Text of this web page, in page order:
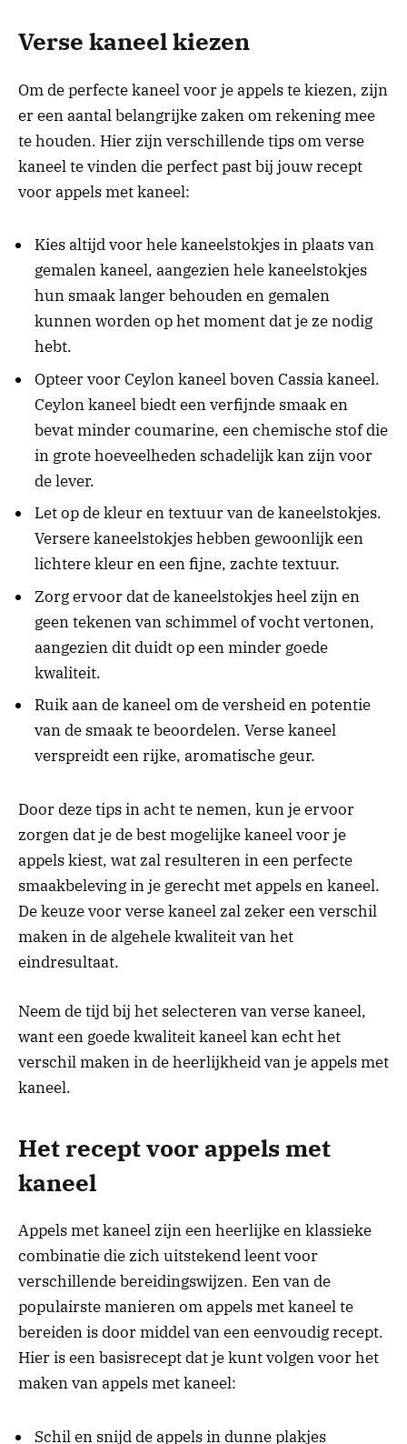
Verse kaneel kiezen
Om de perfecte kaneel voor je appels te kiezen, zijn
er een aantal belangrijke zaken om rekening mee
te houden. Hier zijn verschillende tips om verse
kaneel te vinden die perfect past bij jouw recept
voor appels met kaneel:
Kies altijd voor hele kaneelstokjes in plaats van
gemalen kaneel, aangezien hele kaneelstokjes
hun smaak langer behouden en gemalen
kunnen worden op het moment dat je ze nodig
hebt.
Opteer voor Ceylon kaneel boven Cassia kaneel.
Ceylon kaneel biedt een verfijnde smaak en
bevat minder coumarine, een chemische stof die
in grote hoeveelheden schadelijk kan zijn voor
de lever.
Let op de kleur en textuur van de kaneelstokjes.
Versere kaneelstokjes hebben gewoonlijk een
lichtere kleur en een fijne, zachte textuur.
Zorg ervoor dat de kaneelstokjes heel zijn en
geen tekenen van schimmel of vocht vertonen,
aangezien dit duidt op een minder goede
kwaliteit.
Ruik aan de kaneel om de versheid en potentie
van de smaak te beoordelen. Verse kaneel
verspreidt een rijke, aromatische geur.
Door deze tips in acht te nemen, kun je ervoor
zorgen dat je de best mogelijke kaneel voor je
appels kiest, wat zal resulteren in een perfecte
smaakbeleving in je gerecht met appels en kaneel.
De keuze voor verse kaneel zal zeker een verschil
maken in de algehele kwaliteit van het
eindresultaat.
Neem de tijd bij het selecteren van verse kaneel,
want een goede kwaliteit kaneel kan echt het
verschil maken in de heerlijkheid van je appels met
kaneel.
Het recept voor appels met
kaneel
Appels met kaneel zijn een heerlijke en klassieke
combinatie die zich uitstekend leent voor
verschillende bereidingswijzen. Een van de
populairste manieren om appels met kaneel te
bereiden is door middel van een eenvoudig recept.
Hier is een basisrecept dat je kunt volgen voor het
maken van appels met kaneel:
Schil en snijd de appels in dunne plakjes